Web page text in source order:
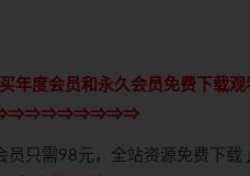
年度会员和永久会员免费
员只需98元，全站资源免费下载